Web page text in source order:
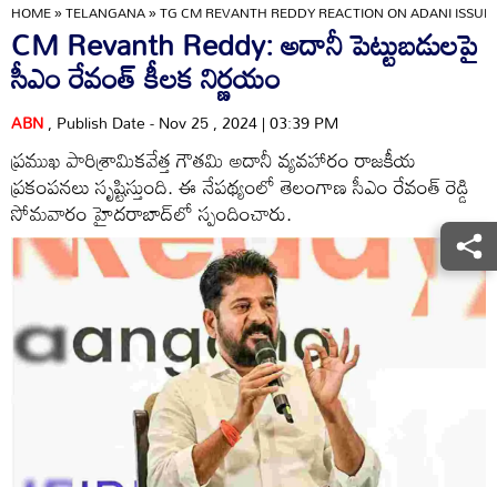
HOME»TELANGANA»TG CM REVANTH REDDY REACTION ON ADANI
CM Revanth Reddy: అదానీ పెట్టుబడులపై
సీఎం రేవంత్ కీలక నిర్ణయం
ABN, Publish Date - Nov 25 , 2024 | 03:39 PM
ప్రముఖ పారిశ్రామికవేత్త గౌతమి అదానీ వ్యవహారం రాజకీయ
ప్రకంపనలు సృష్టిస్తుంది. ఈ నేపథ్యంలో తెలంగాణ సీఎం రేవంత్ రెడ్డి
సోమవారం హైదరాబాద్‌లో స్పందించారు.